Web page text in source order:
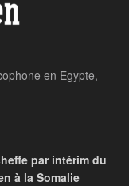
en Egypte,
par intérim du
à la Somalie